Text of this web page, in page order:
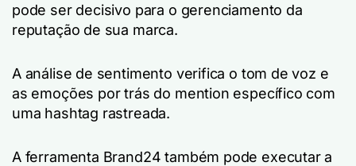
pode ser decisivo para o gerenciamento da
reputação de sua marca.
A análise de sentimento verifica o tom de voz e
as emoções por trás do mention específico com
uma hashtag rastreada.
A ferramenta Brand24 também pode executar a